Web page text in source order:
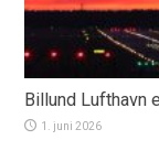
Billund Lufthavn
1. juni 2026